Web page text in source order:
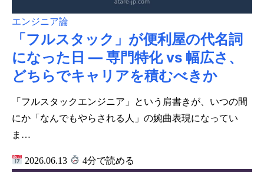
エンジニア論
「フルスタック」が便利屋の代名詞
になった日 ― 専門特化 vs 幅広さ、
どちらでキャリアを積むべきか
「フルスタックエンジニア」という肩書きが、いつの間
にか「なんでもやらされる人」の婉曲表現になってい
ま…
2026.06.13 4分で読める